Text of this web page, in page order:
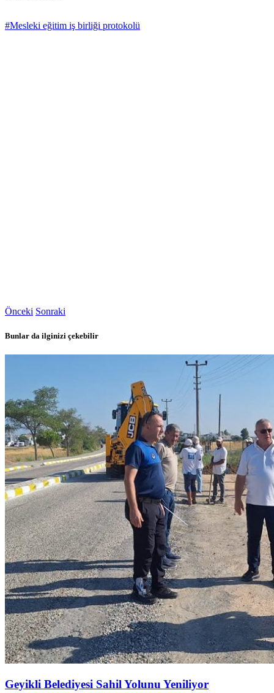
#Mesleki eğitim iş birliği protokolü
Önceki Sonraki
Bunlar da ilginizi çekebilir
Geyikli Belediyesi Sahil Yolunu Yeniliyor